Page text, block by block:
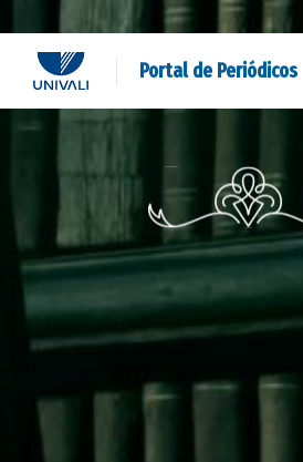
Portal de Periódicos